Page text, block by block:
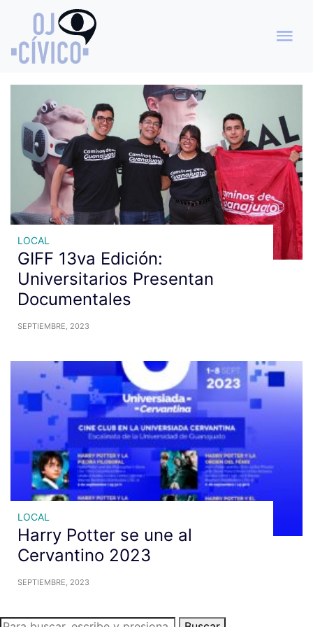
Archivo de etiquetas: Evento
cinematográfico
LOCAL
GIFF 13va Edición:
Universitarios Presentan
Documentales
SEPTIEMBRE, 2023
LOCAL
Harry Potter se une al
Cervantino 2023
SEPTIEMBRE, 2023